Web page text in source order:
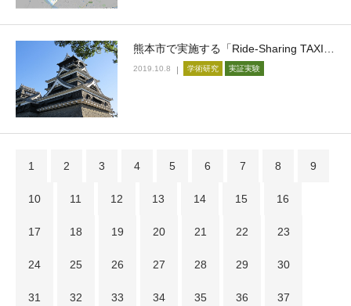
熊本市で実施する「Ride-Sharing TAXI…
2019.10.8 学術研究 実証実験
1 2 3 4 5 6 7 8 9
10 11 12 13 14 15 16
17 18 19 20 21 22 23
24 25 26 27 28 29 30
31 32 33 34 35 36 37